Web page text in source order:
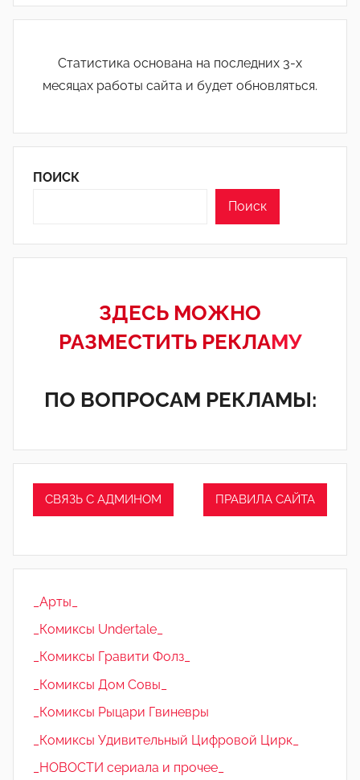
Статистика основана на последних 3-х
месяцах работы сайта и будет обновляться.
ПОИСК
Поиск
ЗДЕСЬ МОЖНО
РАЗМЕСТИТЬ РЕКЛАМУ
ПО ВОПРОСАМ РЕКЛАМЫ:
СВЯЗЬ С АДМИНОМ ПРАВИЛА САЙТА
_Арты_
_Комиксы Undertale_
_Комиксы Гравити Фолз_
_Комиксы Дом Совы_
_Комиксы Рыцари Гвиневры
_Комиксы Удивительный Цифровой Цирк_
_НОВОСТИ сериала и прочее_